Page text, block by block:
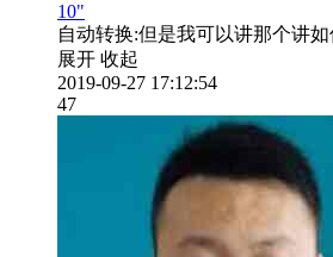
10"
自动转换:但是我可以讲那个讲如
展开 收起
2019-09-27 17:12:54
47